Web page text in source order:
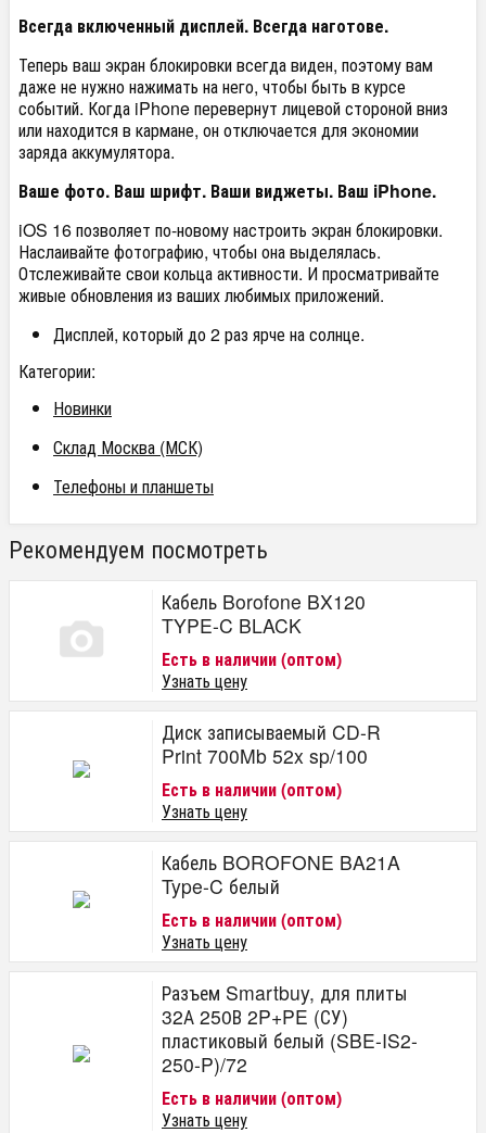
Всегда включенный дисплей. Всегда наготове.
Теперь ваш экран блокировки всегда виден, поэтому вам
даже не нужно нажимать на него, чтобы быть в курсе
событий. Когда iPhone перевернут лицевой стороной вниз
или находится в кармане, он отключается для экономии
заряда аккумулятора.
Ваше фото. Ваш шрифт. Ваши виджеты. Ваш iPhone.
iOS 16 позволяет по-новому настроить экран блокировки.
Наслаивайте фотографию, чтобы она выделялась.
Отслеживайте свои кольца активности. И просматривайте
живые обновления из ваших любимых приложений.
Дисплей, который до 2 раз ярче на солнце.
Категории:
Новинки
Склад Москва (МСК)
Телефоны и планшеты
Рекомендуем посмотреть
Кабель Borofone BX120
TYPE-C BLACK
Есть в наличии (оптом)
Узнать цену
Диск записываемый CD-R
Print 700Mb 52x sp/100
Есть в наличии (оптом)
Узнать цену
Кабель BOROFONE BA21A
Type-C белый
Есть в наличии (оптом)
Узнать цену
Разъем Smartbuy, для плиты
32А 250В 2P+PE (СУ)
пластиковый белый (SBE-IS2-
250-P)/72
Есть в наличии (оптом)
Узнать цену